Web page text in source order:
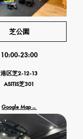
芝公園
10:00-23:00
港区芝2-12-13
ASITIS芝301
Google Map→